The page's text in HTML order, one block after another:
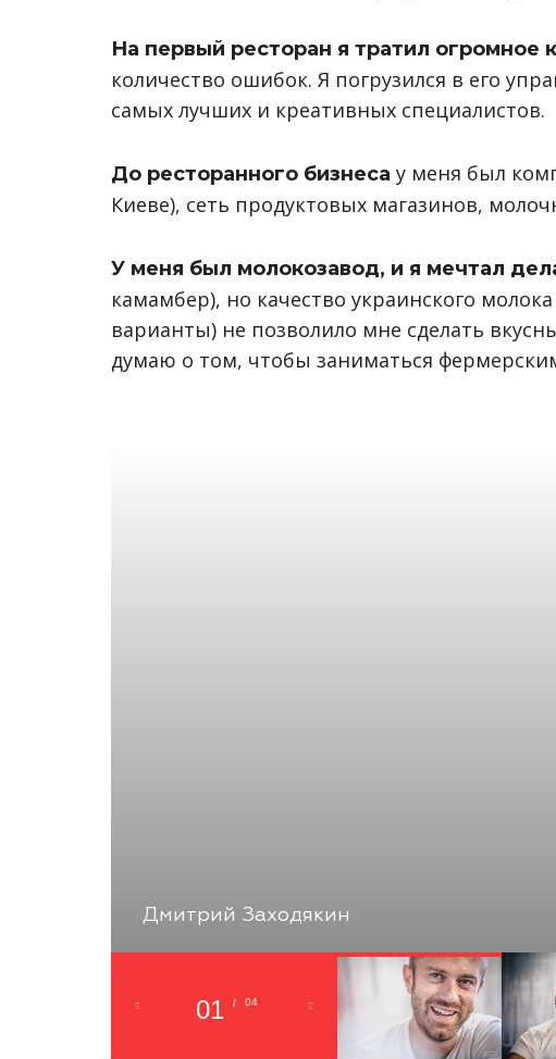
На первый ресторан я тратил огромное
количество ошибок. Я погрузился в его
самых лучших и креативных специалистов.
До ресторанного бизнеса у меня был
Киеве), сеть продуктовых магазинов,
У меня был молокозавод, и я мечтал
камамбер), но качество украинского
варианты) не позволило мне сделать
думаю о том, чтобы заниматься
Дмитрий Заходякин
01 / 04